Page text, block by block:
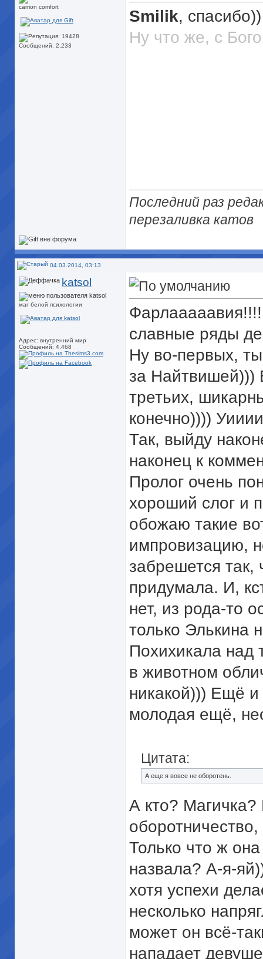
Завершено: TS2
carrion comfort
Сообщений: 2,233
Smilik, спасибо))
Ну что же, с
Последний раз
перезаливка катов
04.03.2014, 03:13
katsol
маг белой психологии
Адрес: внутренний мир
Сообщений: 4,468
славные ряды
Ну во-первых,
за Найтвишей)))
третьих,
конечно))))
Так, выйду
наконец к
Пролог очень
хороший слог и
обожаю такие
импровизацию,
забрешется так,
придумала. И,
нет, из рода-то
только Элькина
Похихикала над
в животном
никакой))) Ещё
молодая ещё,
Цитата:
А еще я вовсе не оборотень.
А кто? Магичка?
Только что ж
назвала? А-я-
хотя успехи
несколько
может он всё-
нападает